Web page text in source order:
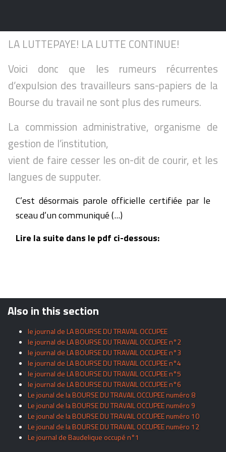
LA LUTTEPAYE! LA LUTTE CONTINUE!
Voici donc que les rumeurs récurrentes
d’expulsion des travailleurs sans-papiers de la
Bourse du travail ne sont plus des rumeurs.
La commission administrative, organisme de
gestion de l’institution,
vient de faire cesser les on-dit de courir, et les
langues de supputer.
C’est désormais parole officielle certifiée par le
sceau d’un communiqué (...)
Lire la suite dans le pdf ci-dessous:
Also in this section
le journal de LA BOURSE DU TRAVAIL OCCUPEE
le journal de LA BOURSE DU TRAVAIL OCCUPEE n°2
le journal de LA BOURSE DU TRAVAIL OCCUPEE n°3
le journal de LA BOURSE DU TRAVAIL OCCUPEE n°4
le journal de LA BOURSE DU TRAVAIL OCCUPEE n°5
le journal de LA BOURSE DU TRAVAIL OCCUPEE n°6
Le jounal de la BOURSE DU TRAVAIL OCCUPEE numéro 8
Le jounal de la BOURSE DU TRAVAIL OCCUPEE numéro 9
Le jounal de la BOURSE DU TRAVAIL OCCUPEE numéro 10
Le jounal de la BOURSE DU TRAVAIL OCCUPEE numéro 12
Le journal de Baudelique occupé n°1